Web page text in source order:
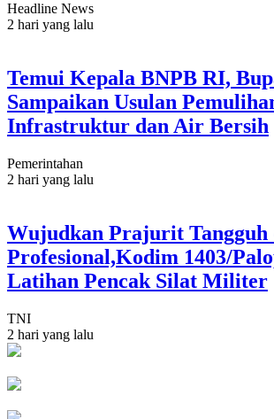
Headline News
2 hari yang lalu
Temui Kepala BNPB RI,
Sampaikan Usulan
Infrastruktur dan Air Bersih
Pemerintahan
2 hari yang lalu
Wujudkan Prajurit Tangguh
Profesional,Kodim 1403/
Latihan Pencak Silat Militer
TNI
2 hari yang lalu